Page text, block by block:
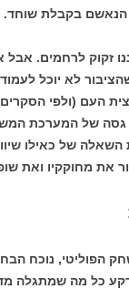
הנאשם בקבלת שוחד.
זקוק לרחמים.
לא יוכל
העם (ולפי
גסה של המערכת
של כאילו
את מחוקקיו ואת
הפוליטי, נוכח
כל מה שמתגלה